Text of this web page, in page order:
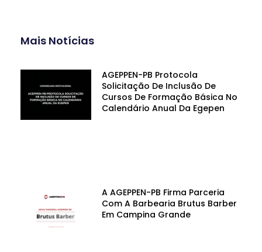
Mais Notícias
AGEPPEN-PB Protocola
Solicitação De Inclusão De
Cursos De Formação Básica No
Calendário Anual Da Egepen
A AGEPPEN-PB Firma Parceria
Com A Barbearia Brutus Barber
Em Campina Grande